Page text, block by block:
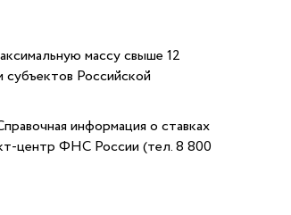
массу свыше 12
субъектов Российской
информация о ставках
центр ФНС России (тел. 8 800